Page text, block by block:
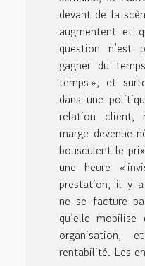
devant de la
augmentent et
question n’est
gagner du
temps », et
dans une
relation client,
marge devenue
bousculent le
une heure «
prestation, il y a
ne se facture
qu’elle
organisation,
rentabilité. Les